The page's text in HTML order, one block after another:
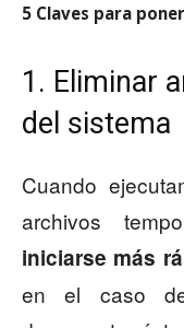
5 Claves para
1. Eliminar
del sistema
Cuando
archivos
iniciarse más
en el caso